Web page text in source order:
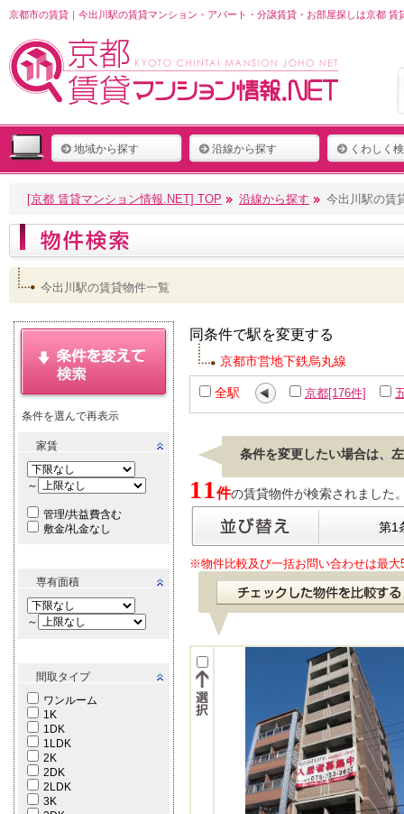
京都市の賃貸｜今出川駅の賃貸マンション・アパート・分譲賃貸・お部屋探しは京都 賃
地域から探す 沿線から探す くわしく
[京都 賃貸マンション情報.NET] TOP 沿線から探す 今出川駅の賃
今出川駅の賃貸物件一覧
条件を選んで再表示
家賃
～
管理/共益費含む
敷金/礼金なし
専有面積
～
間取タイプ
ワンルーム
1K
1DK
1LDK
2K
2DK
2LDK
3K
同条件で駅を変更する
京都市営地下鉄烏丸線
全駅 京都[176件]
条件を変更したい場合は、
11件の賃貸物件が検索されました
第1
※物件比較及び一括お問い合わせは最大